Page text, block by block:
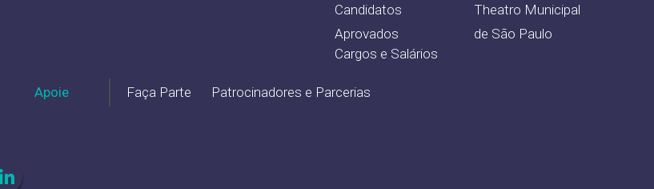
Theatro Municipal
de São Paulo
Candidatos
Aprovados
Cargos e Salários
Apoie Faça Parte Patrocinadores e Parcerias